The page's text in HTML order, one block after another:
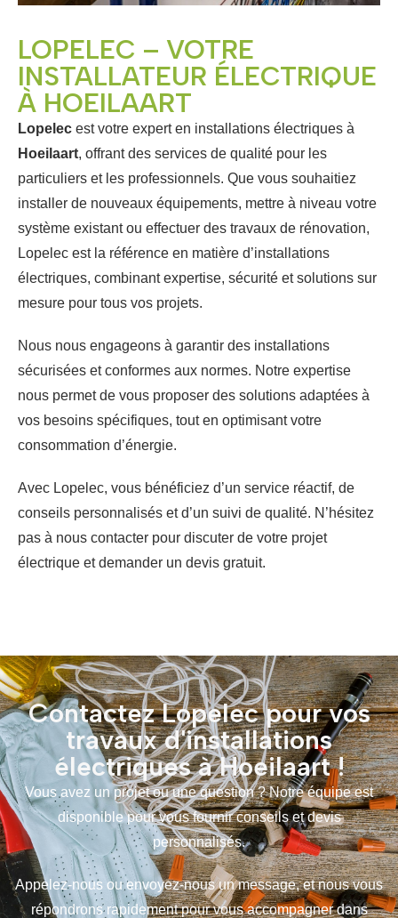
LOPELEC – VOTRE
INSTALLATEUR ÉLECTRIQUE
À HOEILAART
Lopelec est votre expert en installations électriques à
Hoeilaart, offrant des services de qualité pour les
particuliers et les professionnels. Que vous souhaitiez
installer de nouveaux équipements, mettre à niveau votre
système existant ou effectuer des travaux de rénovation,
Lopelec est la référence en matière d’installations
électriques, combinant expertise, sécurité et solutions sur
mesure pour tous vos projets.
Nous nous engageons à garantir des installations
sécurisées et conformes aux normes. Notre expertise
nous permet de vous proposer des solutions adaptées à
vos besoins spécifiques, tout en optimisant votre
consommation d’énergie.
Avec Lopelec, vous bénéficiez d’un service réactif, de
conseils personnalisés et d’un suivi de qualité. N’hésitez
pas à nous contacter pour discuter de votre projet
électrique et demander un devis gratuit.
Contactez Lopelec pour vos
travaux d'installations
électriques à Hoeilaart !
Vous avez un projet ou une question ? Notre équipe est
disponible pour vous fournir conseils et devis
personnalisés.
Appelez-nous ou envoyez-nous un message, et nous vous
répondrons rapidement pour vous accompagner dans